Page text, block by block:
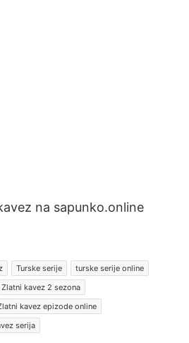
na sapunko.online
Turske serije
turske serije online
Zlatni kavez 2 sezona
kavez epizode online
serija